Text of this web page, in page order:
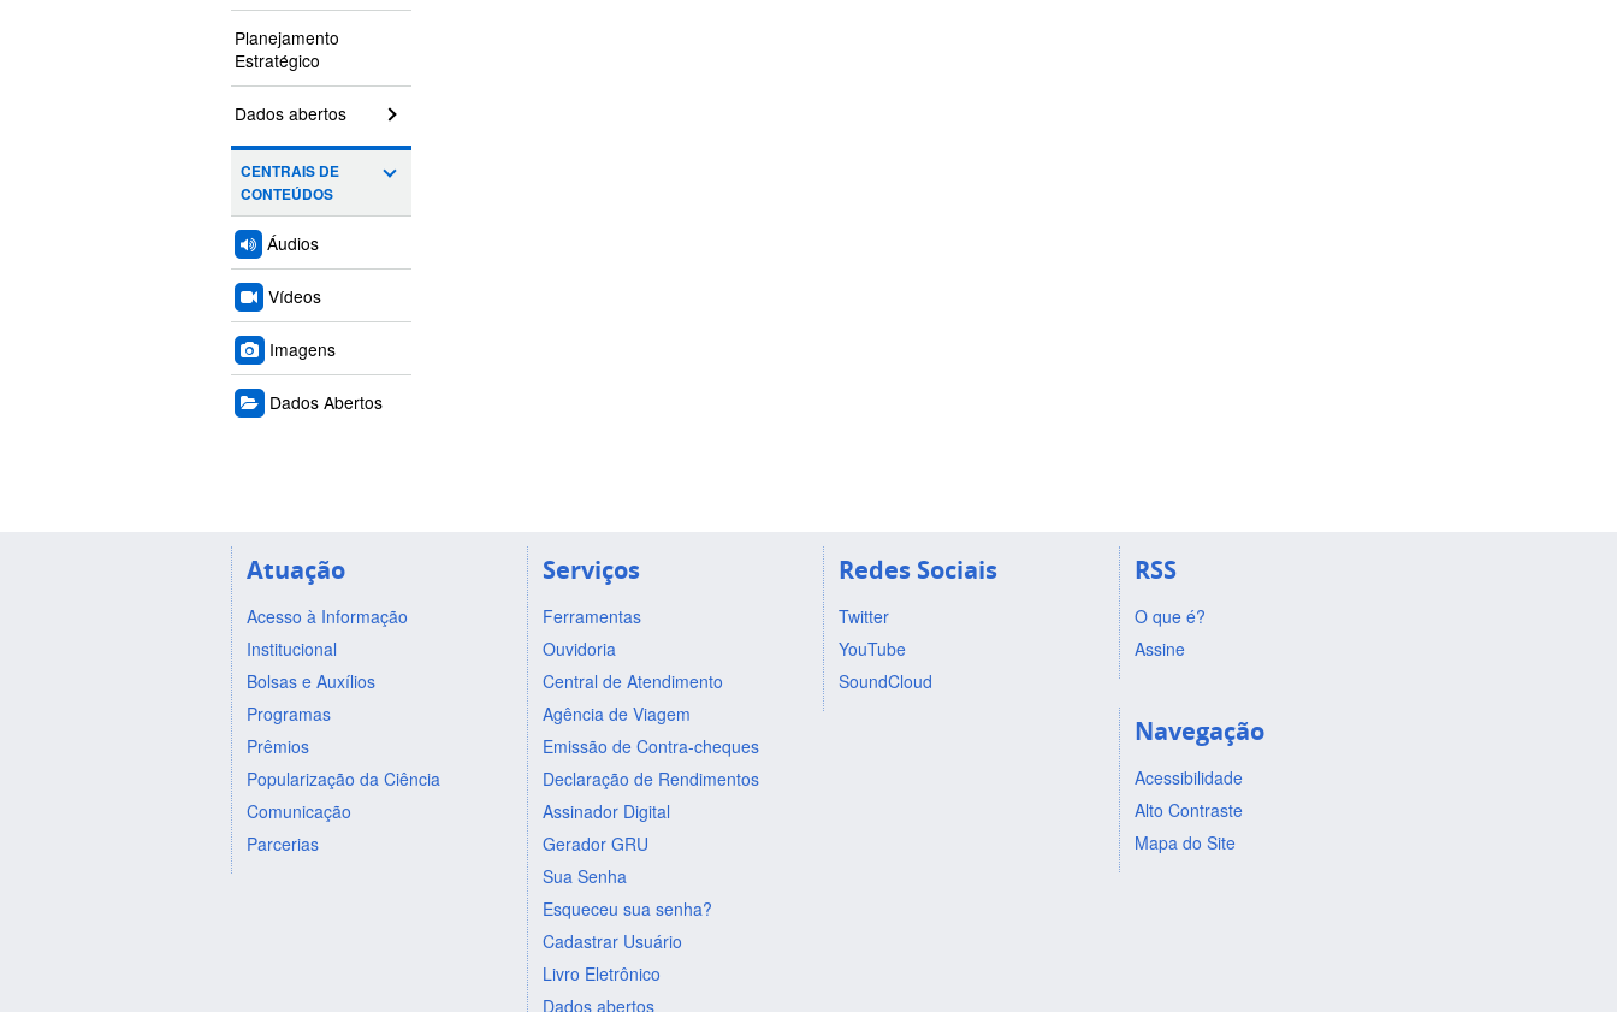
Planejamento
Estratégico
Dados abertos
CENTRAIS DE
CONTEÚDOS
Áudios
Vídeos
Imagens
Dados Abertos
Atuação
Acesso à Informação
Institucional
Bolsas e Auxílios
Programas
Prêmios
Popularização da Ciência
Comunicação
Parcerias
Serviços
Ferramentas
Ouvidoria
Central de Atendimento
Agência de Viagem
Emissão de Contra-cheques
Declaração de Rendimentos
Assinador Digital
Gerador GRU
Sua Senha
Esqueceu sua senha?
Cadastrar Usuário
Livro Eletrônico
Dados abertos
Redes Sociais
Twitter
YouTube
SoundCloud
RSS
O que é?
Assine
Navegação
Acessibilidade
Alto Contraste
Mapa do Site